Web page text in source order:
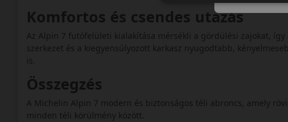
Komfortos és csendes utazás
Az Alpin 7 futófelületi kialakítása mérsékli a gördülési zajokat,
szerkezet és a kiegyensúlyozott karkasz nyugodtabb,
is.
Összegzés
A Michelin Alpin 7 modern és biztonságos téli abroncs, amely
minden téli körülmény között.